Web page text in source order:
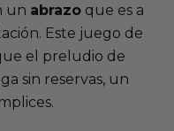
un abrazo que es a
Este juego de
el preludio de
sin reservas, un